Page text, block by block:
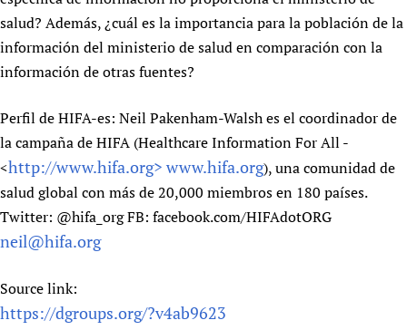
Newborn Care
salud? Además, ¿cuál es la importancia para la población de la
información del ministerio de salud en comparación con la
información de otras fuentes?
Perfil de HIFA-es: Neil Pakenham-Walsh es el coordinador de
la campaña de HIFA (Healthcare Information For All -
<http://www.hifa.org> www.hifa.org), una comunidad de
salud global con más de 20,000 miembros en 180 países.
Twitter: @hifa_org FB: facebook.com/HIFAdotORG
neil@hifa.org
Source link:
https://dgroups.org/?v4ab9623